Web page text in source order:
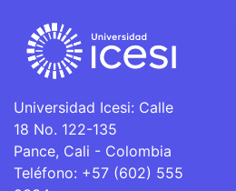
Universidad Icesi: Calle
18 No. 122-135
Pance, Cali - Colombia
Teléfono: +57 (602) 555